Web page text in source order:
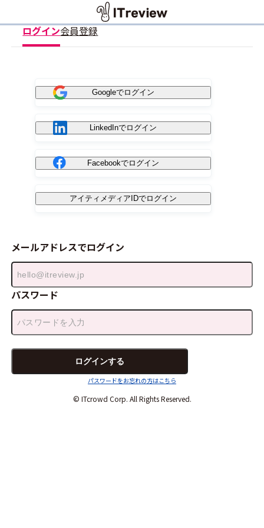
ログイン会員登録
Googleでログイン
LinkedInでログイン
Facebookでログイン
アイティメディアIDでログイン
メールアドレスでログイン
パスワード
パスワードをお忘れの方はこちら
© ITcrowd Corp. All Rights Reserved.